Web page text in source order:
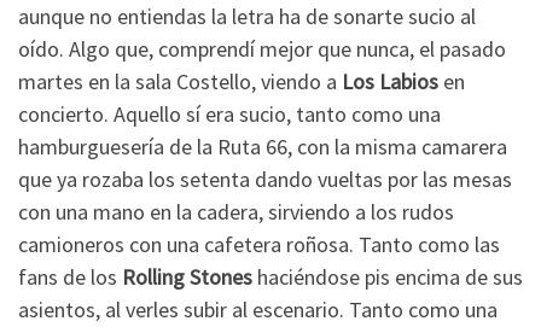
aunque no entiendas la letra ha de sonarte sucio al
oído. Algo que, comprendí mejor que nunca, el pasado
martes en la sala Costello, viendo a Los Labios en
concierto. Aquello sí era sucio, tanto como una
hamburguesería de la Ruta 66, con la misma camarera
que ya rozaba los setenta dando vueltas por las mesas
con una mano en la cadera, sirviendo a los rudos
camioneros con una cafetera roñosa. Tanto como las
fans de los Rolling Stones haciéndose pis encima de sus
asientos, al verles subir al escenario. Tanto como una